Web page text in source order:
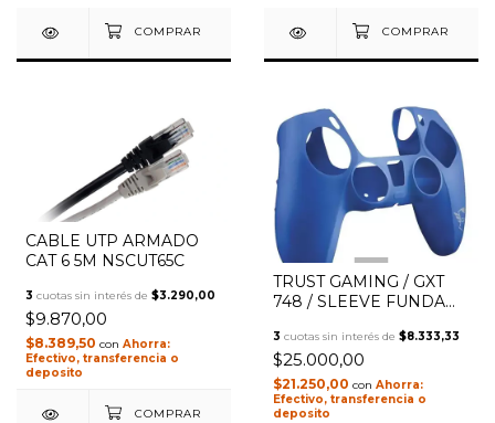
CABLE UTP ARMADO
CAT 6 5M NSCUT65C
3 cuotas sin interés de $3.290,00
$9.870,00
$8.389,50 con
Efectivo, transferencia o
deposito
1/2
TRUST GAMING / GXT
748 / SLEEVE FUNDA
3 cuotas sin interés de $8.333,33
$25.000,00
$21.250,00 con
Efectivo, transferencia o
deposito